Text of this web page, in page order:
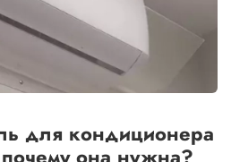
для кондиционера